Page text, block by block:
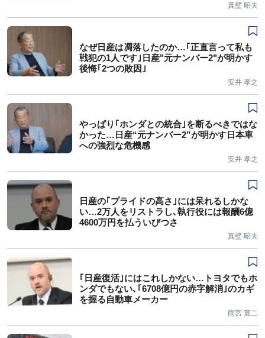
真壁 昭夫
なぜ日産は凋落したのか…｢正直言って私も
戦犯の1人です｣日産"元ナンバー2"が明かす
後悔｢2つの敗因｣
安井 孝之
やっぱり｢ホンダとの統合｣を断るべきではな
かった…日産“元ナンバー2”が明かす日本車
への強烈な危機感
安井 孝之
日産の｢プライドの高さ｣には呆れるしかな
い…2万人をリストラし､執行役には報酬6億
4600万円を払ういびつさ
真壁 昭夫
｢日産復活｣にはこれしかない…トヨタでもホ
ンダでもない､｢6708億円の赤字解消｣のカギ
を握る自動車メーカー
雨宮 寛二